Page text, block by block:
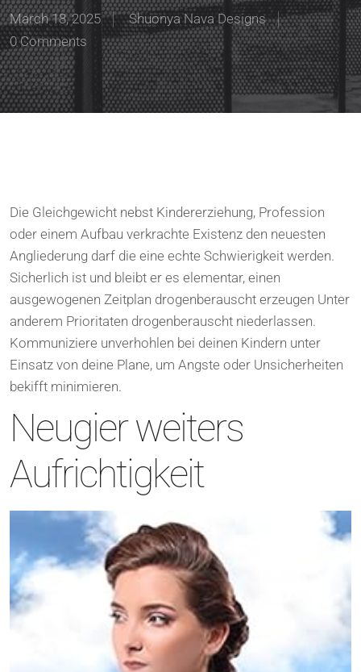
March 18, 2025
Shuonya Nava Designs
0 Comments
Die Gleichgewicht nebst Kindererziehung, Profession
oder einem Aufbau verkrachte Existenz den neuesten
Angliederung darf die eine echte Schwierigkeit werden.
Sicherlich ist und bleibt er es elementar, einen
ausgewogenen Zeitplan drogenberauscht erzeugen Unter
anderem Prioritaten drogenberauscht niederlassen.
Kommuniziere unverhohlen bei deinen Kindern unter
Einsatz von deine Plane, um Angste oder Unsicherheiten
bekifft minimieren.
Neugier weiters
Aufrichtigkeit